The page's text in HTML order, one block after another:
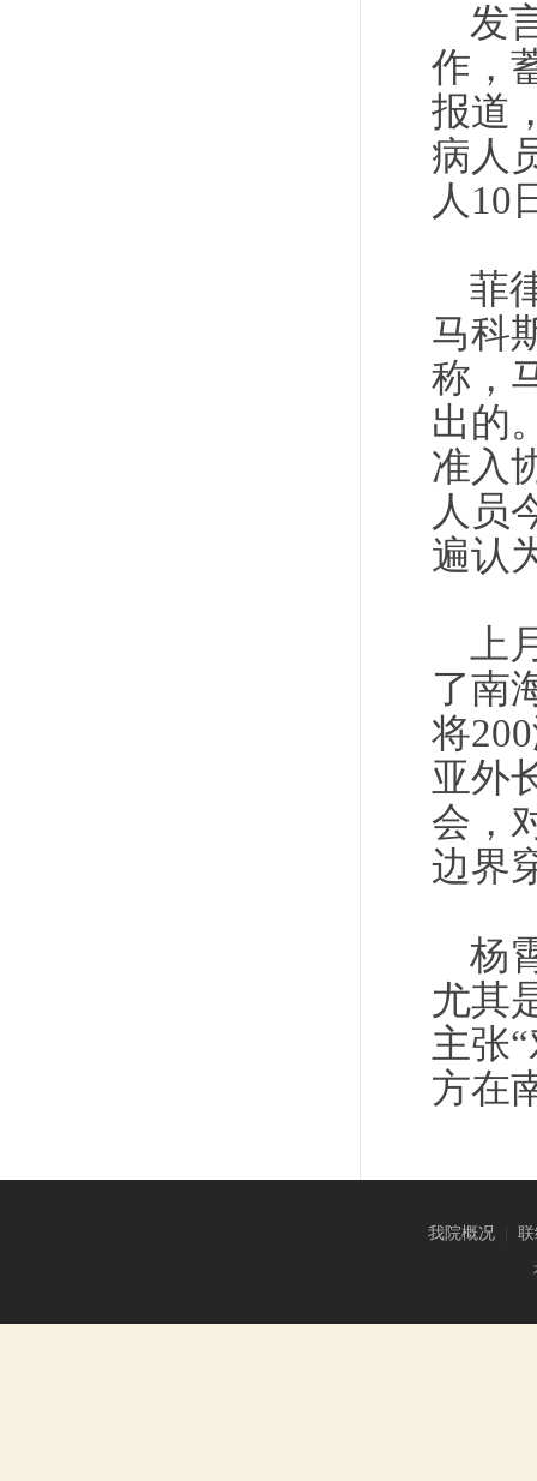
发
作，
报道
病人
人10
菲
马科
称，
出的
准入
人员
遍认
了南
将
亚外
会，
边界
杨
尤其
主张
方在
我院概况